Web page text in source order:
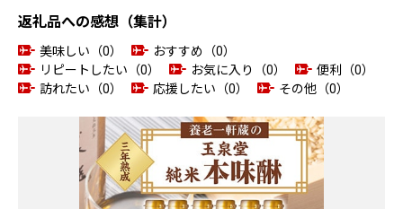
返礼品への感想（集計）
美味しい（0）
おすすめ（0）
リピートしたい（0）
お気に入り（0）
便利（0）
訪れたい（0）
応援したい（0） その他（0）